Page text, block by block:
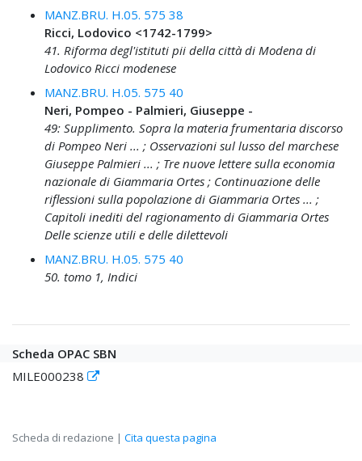
MANZ.BRU. H.05. 575 38
Ricci, Lodovico <1742-1799>
41. Riforma degl'istituti pii della città di Modena di
Lodovico Ricci modenese
MANZ.BRU. H.05. 575 40
Neri, Pompeo - Palmieri, Giuseppe -
49: Supplimento. Sopra la materia frumentaria discorso
di Pompeo Neri ... ; Osservazioni sul lusso del marchese
Giuseppe Palmieri ... ; Tre nuove lettere sulla economia
nazionale di Giammaria Ortes ; Continuazione delle
riflessioni sulla popolazione di Giammaria Ortes ... ;
Capitoli inediti del ragionamento di Giammaria Ortes
Delle scienze utili e delle dilettevoli
MANZ.BRU. H.05. 575 40
50. tomo 1, Indici
Scheda OPAC SBN
MILE000238
Scheda di redazione | Cita questa pagina